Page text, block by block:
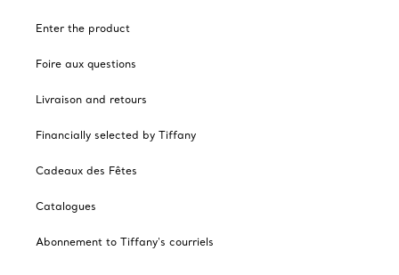
Enter the product
Foire aux questions
Livraison and retours
Financially selected by Tiffany
Cadeaux des Fêtes
Catalogues
Abonnement to Tiffany's courriels